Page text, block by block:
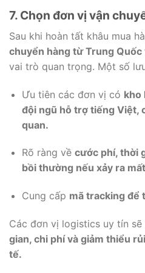
7. Chọn đơn vị vận
Sau khi hoàn tất khâu mua
chuyển hàng từ Trung Quốc
vai trò quan trọng. Một số
Ưu tiên các đơn vị có kho
đội ngũ hỗ trợ tiếng Việt,
quan.
Rõ ràng về cước phí, thời
bồi thường nếu xảy ra
Cung cấp mã tracking để
Các đơn vị logistics uy tín sẽ
gian, chi phí và giảm thiểu
tế.